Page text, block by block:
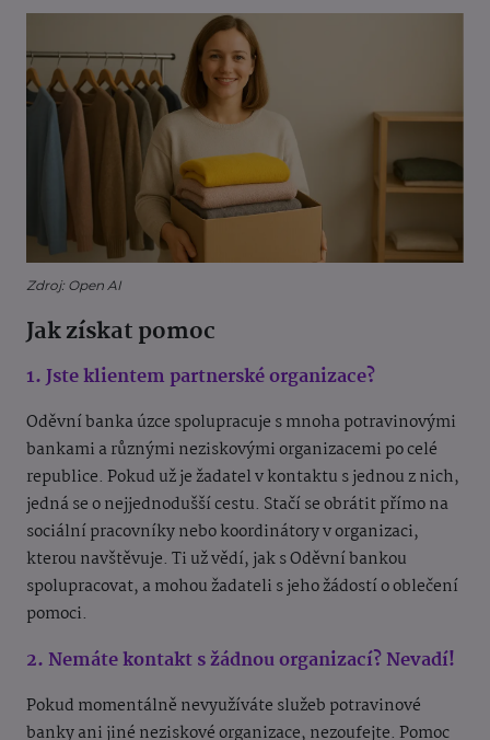
Zdroj: Open AI
Jak získat pomoc
1. Jste klientem partnerské organizace?
Oděvní banka úzce spolupracuje s mnoha potravinovými
bankami a různými neziskovými organizacemi po celé
republice. Pokud už je žadatel v kontaktu s jednou z nich,
jedná se o nejjednodušší cestu. Stačí se obrátit přímo na
sociální pracovníky nebo koordinátory v organizaci,
kterou navštěvuje. Ti už vědí, jak s Oděvní bankou
spolupracovat, a mohou žadateli s jeho žádostí o oblečení
pomoci.
2. Nemáte kontakt s žádnou organizací? Nevadí!
Pokud momentálně nevyužíváte služeb potravinové
banky ani jiné neziskové organizace, nezoufejte. Pomoc